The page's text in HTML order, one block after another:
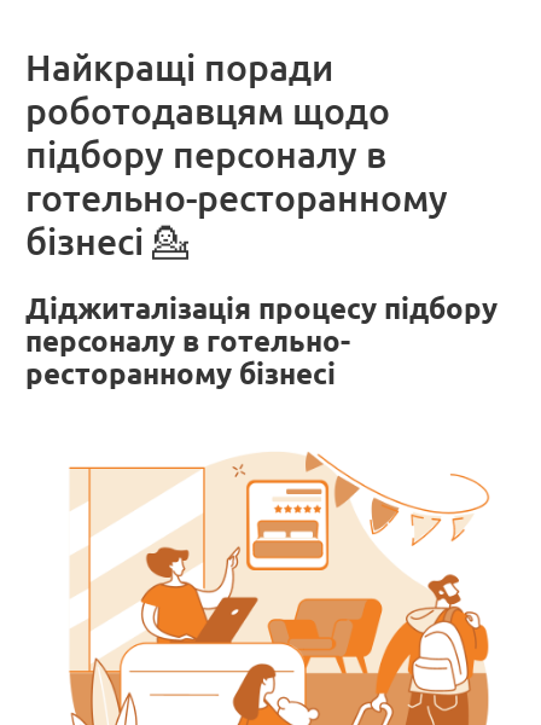
Найкращі поради
роботодавцям щодо
підбору персоналу в
готельно-ресторанному
бізнесі 💁
Діджиталізація процесу підбору
персоналу в готельно-
ресторанному бізнесі